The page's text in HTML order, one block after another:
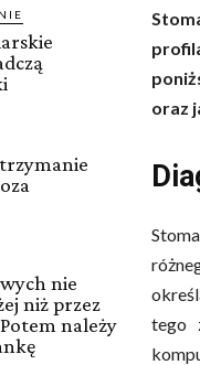
nie
niż przez
należy
oraz
tego